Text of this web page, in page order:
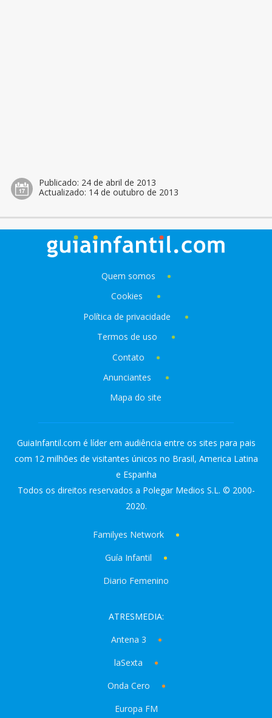
Publicado: 24 de abril de 2013
Actualizado: 14 de outubro de 2013
Quem somos
Cookies
Política de privacidade
Termos de uso
Contato
Anunciantes
Mapa do site
GuiaInfantil.com é líder em audiência entre os sites para pais
com 12 milhões de visitantes únicos no Brasil, America Latina
e Espanha
Todos os direitos reservados a Polegar Medios S.L. © 2000-
2020.
Familyes Network
Guía Infantil
Diario Femenino
ATRESMEDIA:
Antena 3
laSexta
Onda Cero
Europa FM